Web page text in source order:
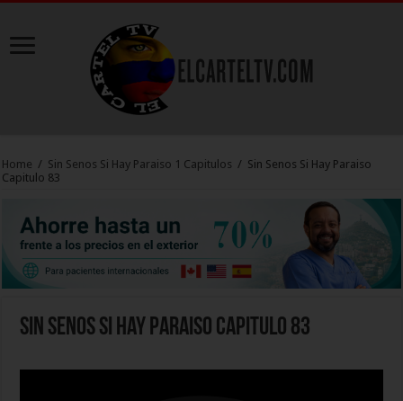
Home / Sin Senos Si Hay Paraiso 1 Capitulos / Sin Senos Si Hay Paraiso
Capitulo 83
Sin Senos Si Hay Paraiso Capitulo 83